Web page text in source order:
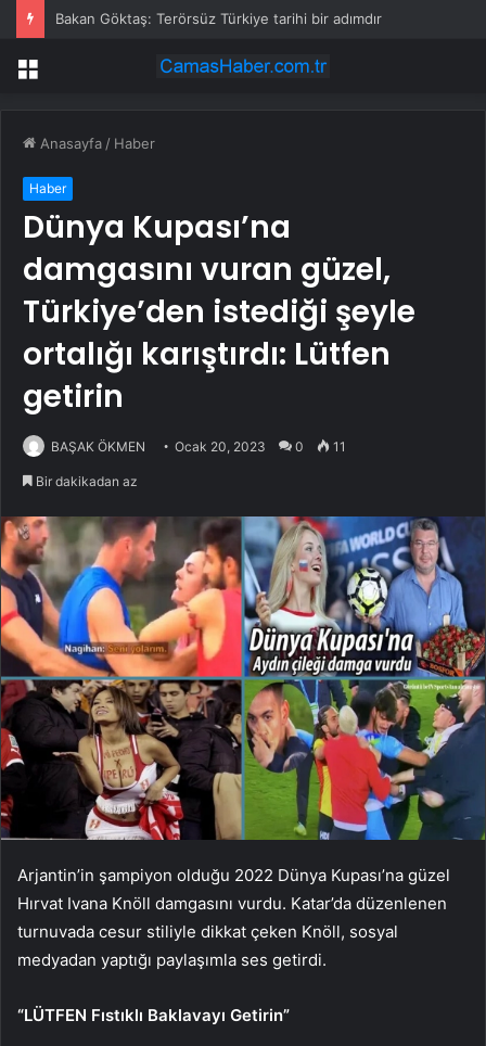
Bakan Göktaş: Terörsüz Türkiye tarihi bir adımdır
Menü
Anasayfa / Haber
Haber
Dünya Kupası’na
damgasını vuran güzel,
Türkiye’den istediği şeyle
ortalığı karıştırdı: Lütfen
getirin
BAŞAK ÖKMEN Ocak 20, 2023 0 11
Bir dakikadan az
Arjantin’in şampiyon olduğu 2022 Dünya Kupası’na güzel
Hırvat Ivana Knöll damgasını vurdu. Katar’da düzenlenen
turnuvada cesur stiliyle dikkat çeken Knöll, sosyal
medyadan yaptığı paylaşımla ses getirdi.
“LÜTFEN Fıstıklı Baklavayı Getirin”